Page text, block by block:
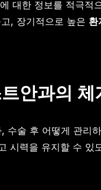
대한 정보를 적극적
, 장기적으로 높은 환
안과의
술 후 어떻게 관
시력을 유지할 수 있